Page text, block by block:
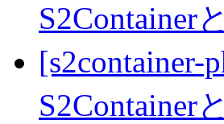
S2Container
[s2container-
S2Container